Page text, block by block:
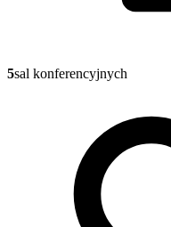
5sal konferencyjnych